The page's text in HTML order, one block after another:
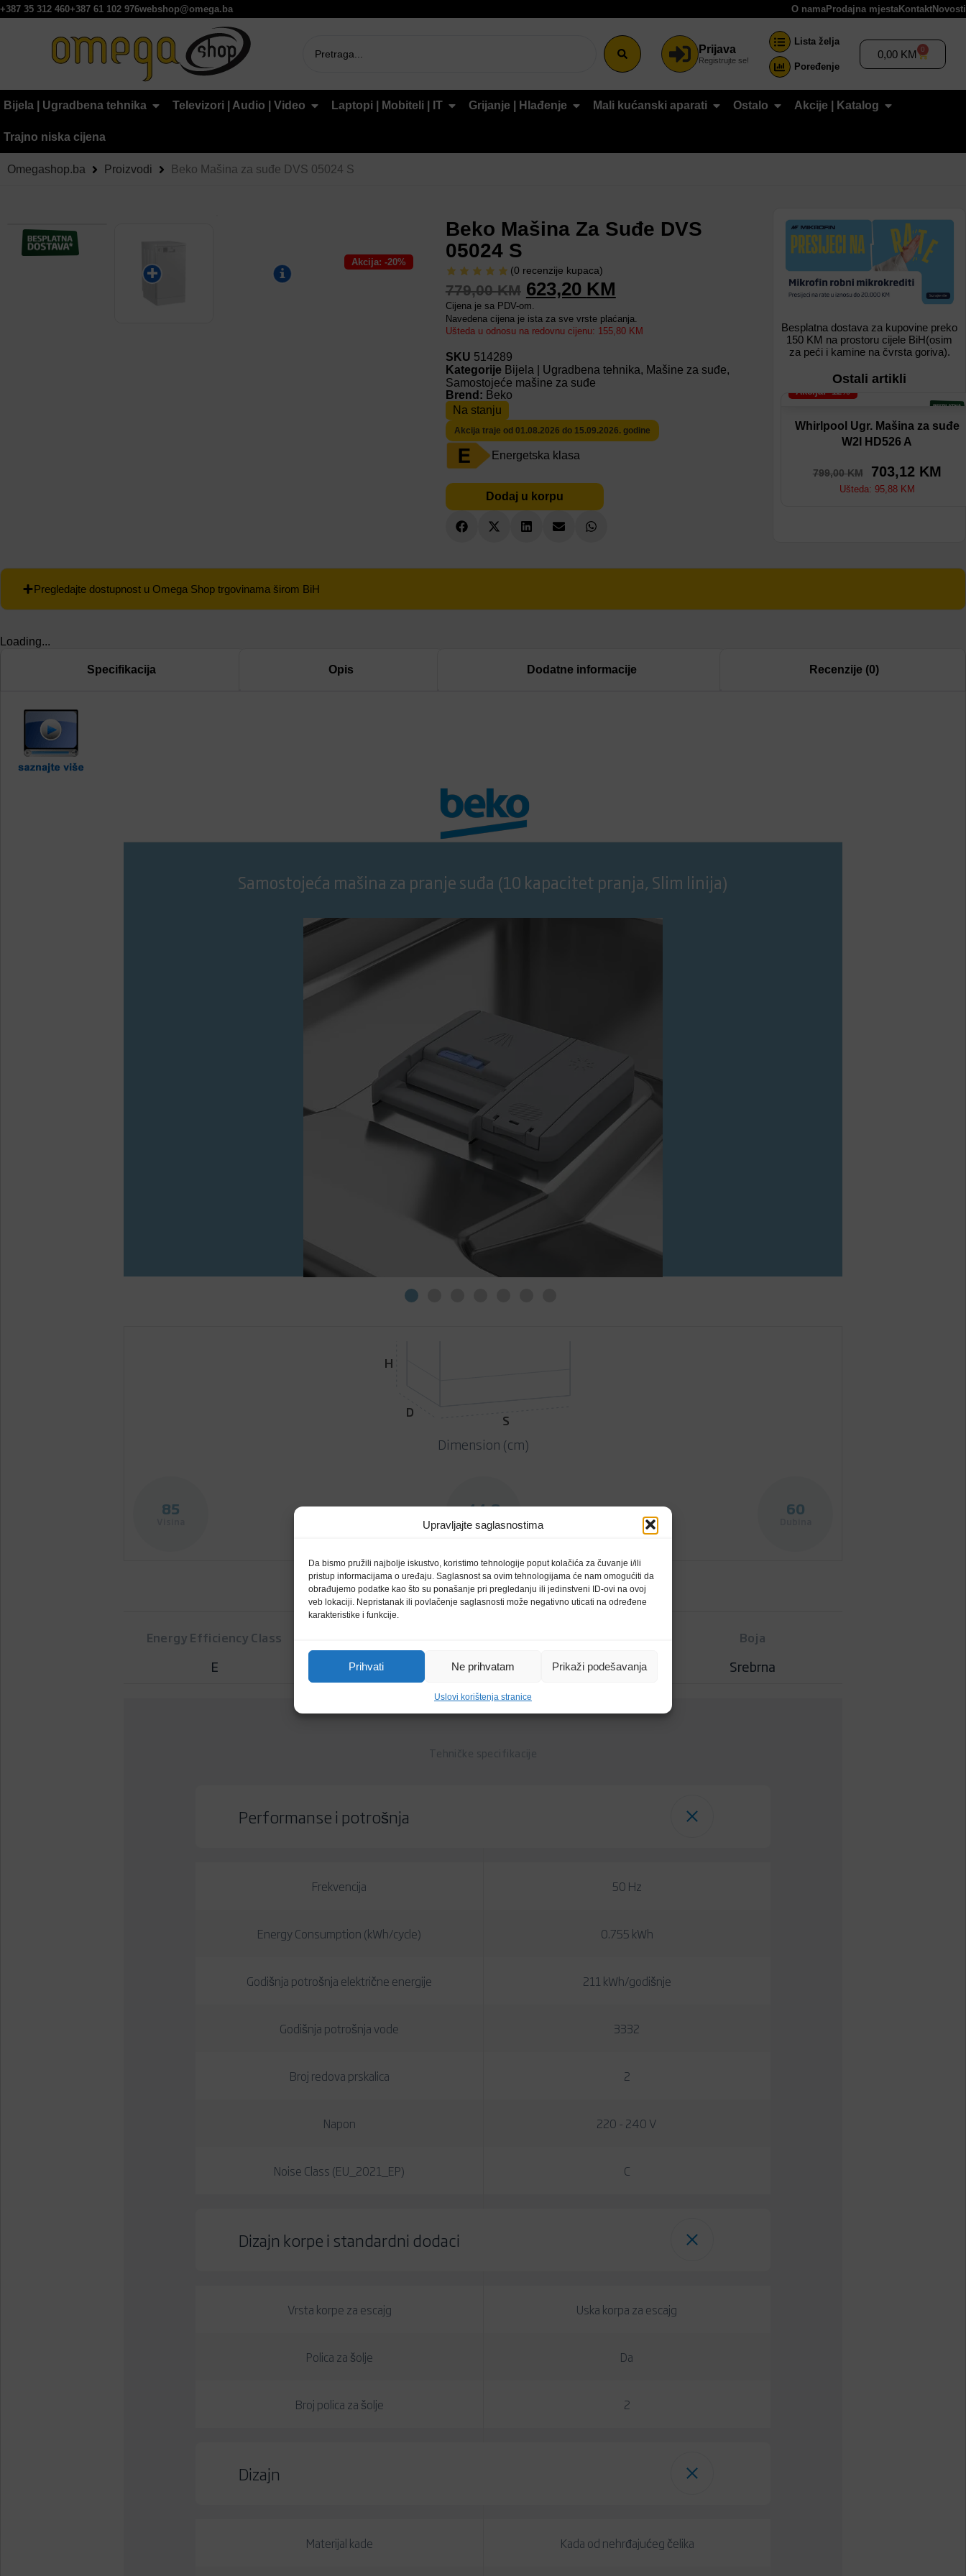
Upravljajte saglasnostima
Da bismo pružili najbolje iskustvo, koristimo tehnologije poput kolačića za čuvanje i/ili
pristup informacijama o uređaju. Saglasnost sa ovim tehnologijama će nam omogućiti da
obrađujemo podatke kao što su ponašanje pri pregledanju ili jedinstveni ID-ovi na ovoj
veb lokaciji. Nepristanak ili povlačenje saglasnosti može negativno uticati na određene
karakteristike i funkcije.
Prihvati Ne prihvatam Prikaži podešavanja
Uslovi korištenja stranice
+387 35 312 460+387 61 102 976webshop@omega.ba O nama Prodajna mjesta KontaktNovosti
Prijava
Registrujte se!
Lista želja
Poređenje
0,00 KM 0
Bijela | Ugradbena tehnika Televizori | Audio | Video Laptopi | Mobiteli | IT Grijanje | Hlađenje Mali kućanski aparati Ostalo Akcije | Katalog
Trajno niska cijena
Omegashop.ba Proizvodi Beko Mašina za suđe DVS 05024 S
Akcija: -20%
Beko Mašina Za Suđe DVS
05024 S
(0 recenzije kupaca)
779,00KM 623,20 KM
Cijena je sa PDV-om.
Navedena cijena je ista za sve vrste plaćanja.
Ušteda u odnosu na redovnu cijenu: 155,80 KM
SKU 514289
Kategorije Bijela | Ugradbena tehnika, Mašine za suđe,
Samostojeće mašine za suđe
Brend: Beko
Na stanju
Akcija traje od 01.08.2026 do 15.09.2026. godine
Energetska klasa
Dodaj u korpu
Besplatna dostava za kupovine preko
150 KM na prostoru cijele BiH(osim
za peći i kamine na čvrsta goriva).
Ostali artikli
Dodaj u poređenje
Akcija: -12%
Whirlpool Ugr. Mašina za suđe
W2I HD526 A
799,00KM 703,12 KM
Ušteda: 95,88 KM
Pregledajte dostupnost u Omega Shop trgovinama širom BiH
Loading...
Specifikacija Opis Dodatne informacije Recenzije (0)
Samostojeća mašina za pranje suđa (10 kapacitet pranja, Slim linija)
H
D
S
Dimension (cm)
85 44.8
Širina
60
Energy Efficiency Class
E Slim linija
Boja
Srebrna
Tehničke specifikacije
Performanse i potrošnja
Frekvencija 50 Hz
Energy Consumption (kWh/cycle) 0.755 kWh
Godišnja potrošnja električne energije 211 kWh/godišnje
Godišnja potrošnja vode 3332
Broj redova prskalica 2
Napon 220 - 240 V
Noise Class (EU_2021_EP) C
Dizajn korpe i standardni dodaci
Vrsta korpe za escajg Uska korpa za escajg
Polica za šolje Da
Broj polica za šolje 2
Dizajn
Materijal kade Kada od nehrđajućeg čelika